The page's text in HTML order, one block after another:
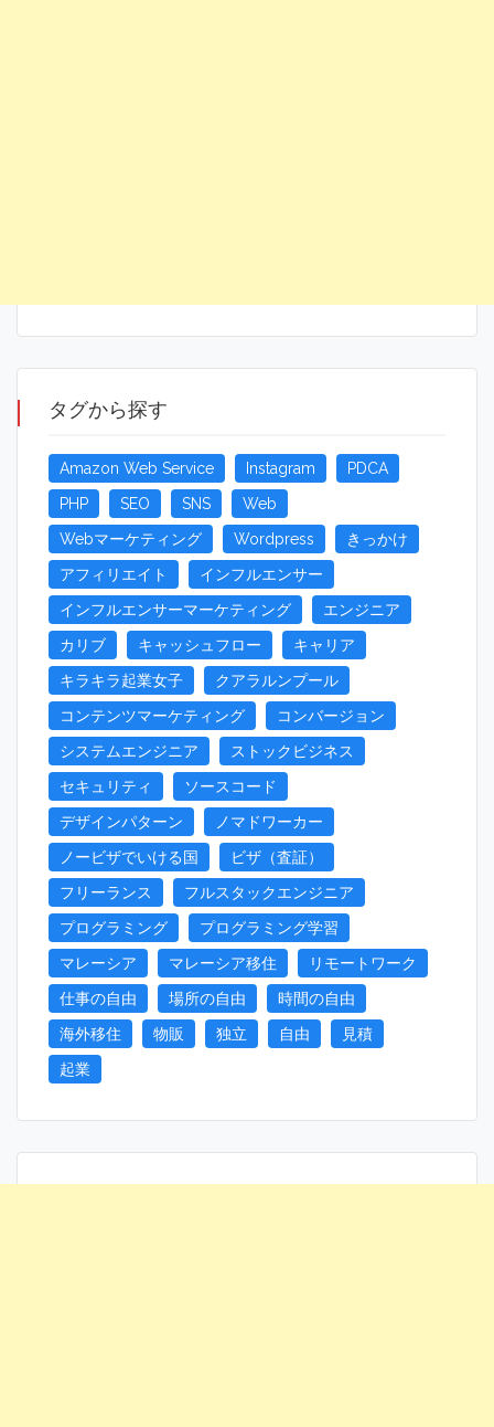
タグから探す
Amazon Web Service Instagram
PDCA
PHP
SEO SNS
Web
Webマーケティング
Wordpress
きっかけ
アフィリエイト
インフルエンサー
インフルエンサーマーケティング
エンジニア
カリブ
キャッシュフロー
キャリア
キラキラ起業女子
クアラルンプール
コンテンツマーケティング
コンバージョン
システムエンジニア
ストックビジネス
セキュリティ
ソースコード
デザインパターン
ノマドワーカー
ノービザでいける国
ビザ（査証）
フリーランス
フルスタックエンジニア
プログラミング
プログラミング学習
マレーシア
マレーシア移住
リモートワーク
仕事の自由
場所の自由
時間の自由
海外移住
物販 独立 自由
見積
起業